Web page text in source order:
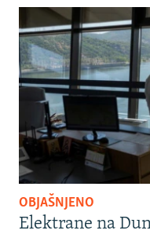
OBJAŠNJENO
Elektrane na